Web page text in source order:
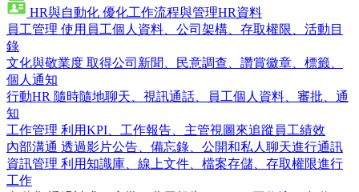
HR與自動化 優化工作流程與管理HR資料
員工管理 使用員工個人資料、公司架構、存取權限、活動目
錄
文化與敬業度 取得公司新聞、民意調查、讚賞徽章、標籤、
個人通知
行動HR 隨時隨地聊天、視訊通話、員工個人資料、審批、通
知
工作管理 利用KPI、工作報告、主管視圖來追蹤員工績效
內部溝通 透過影片公告、備忘錄、公開和私人聊天進行通訊
資訊管理 利用知識庫、線上文件、檔案存儲、存取權限進行
工作